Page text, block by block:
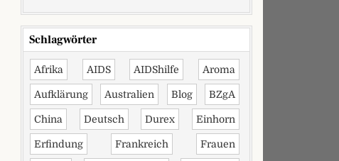
Schlagwörter
Afrika AIDS AIDShilfe Aroma
Aufklärung Australien Blog BZgA
China Deutsch Durex Einhorn
Erfindung Frankreich Frauen